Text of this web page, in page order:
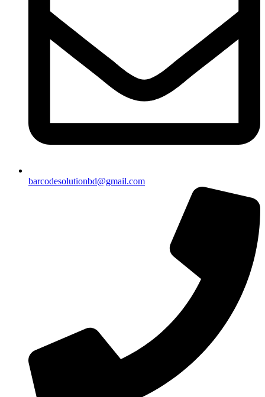
barcodesolutionbd@gmail.com